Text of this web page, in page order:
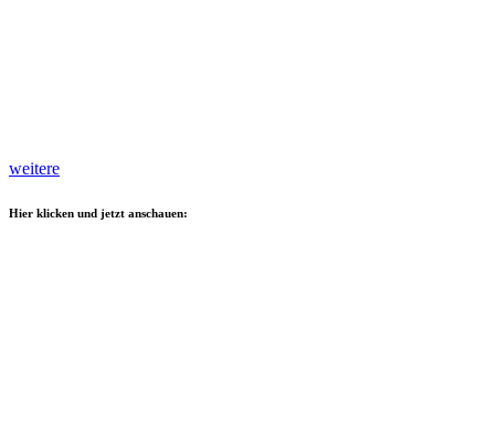
weitere
Hier klicken und jetzt anschauen: